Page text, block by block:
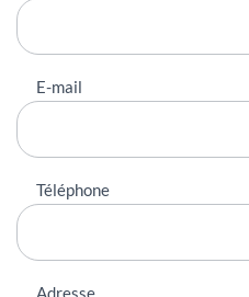
E-mail
Téléphone
Adresse